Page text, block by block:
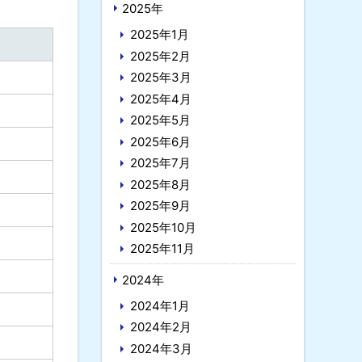
2025年
2025年1月
2025年2月
2025年3月
2025年4月
2025年5月
2025年6月
2025年7月
2025年8月
2025年9月
2025年10月
2025年11月
2024年
2024年1月
2024年2月
2024年3月